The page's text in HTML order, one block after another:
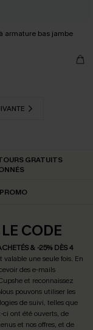
armature bas jambe
GRATUITS
CODE
& -25% DÈS 4
une seule fois. En
des e-mails
et reconnaissez
pouvons utiliser les
de suivi, telles que
ci ont été ouverts, de
et nos offres, et de